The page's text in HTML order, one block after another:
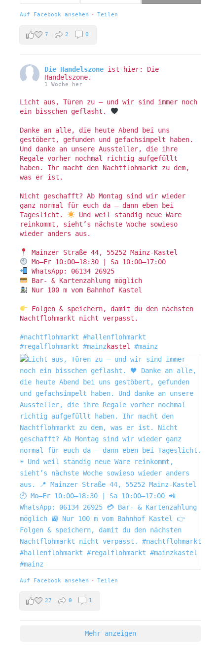
Auf Facebook ansehen · Teilen
7 2 0
Die Handelszone ist hier: Die
Handelszone.
1 Woche her
Licht aus, Türen zu – und wir sind immer noch
ein bisschen geflasht.
Danke an alle, die heute Abend bei uns
gestöbert, gefunden und gefachsimpelt haben.
Und danke an unsere Aussteller, die ihre
Regale vorher nochmal richtig aufgefüllt
haben. Ihr macht den Nachtflohmarkt zu dem,
was er ist.
Nicht geschafft? Ab Montag sind wir wieder
ganz normal für euch da – dann eben bei
Tageslicht.
Und weil ständig neue Ware
reinkommt, sieht’s nächste Woche sowieso
wieder anders aus.
Mainzer Straße 44, 55252 Mainz-Kastel
Mo–Fr 10:00–18:30 | Sa 10:00–17:00
WhatsApp: 06134 26925
Bar- & Kartenzahlung möglich
Nur 100 m vom Bahnhof Kastel
Folgen & speichern, damit du den nächsten
Nachtflohmarkt nicht verpasst.
#nachtflohmarkt #hallenflohmarkt
#regalflohmarkt #mainz kastel #mainz
Auf Facebook ansehen · Teilen
27 0 1
Mehr anzeigen